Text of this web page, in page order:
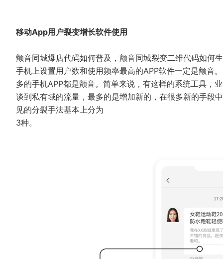
移动App用户裂变增长软件使用
颤音同城爆店代码如何普及，颤音同城裂变二维代码如何
手机上设置用户数和使用频率最高的APP软件一定是颤音
多的手机APP都是颤音。简单来说，有这样的系统工具，
谈到私有域的流量，最多的是增加新的，在很多新的手段
见的分裂手法基本上分为
3种。